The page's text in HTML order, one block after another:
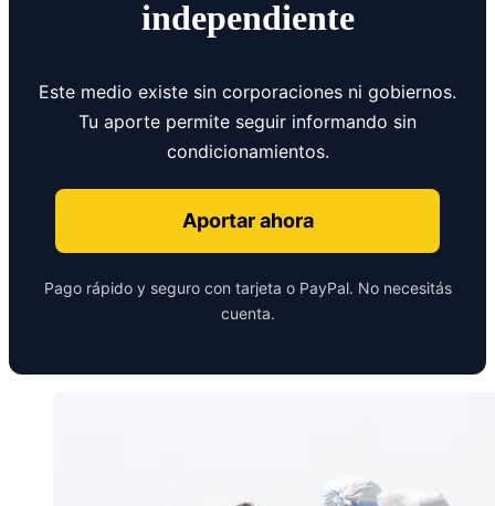
independiente
Este medio existe sin corporaciones ni gobiernos.
Tu aporte permite seguir informando sin
condicionamientos.
Aportar ahora
Pago rápido y seguro con tarjeta o PayPal. No necesitás
cuenta.